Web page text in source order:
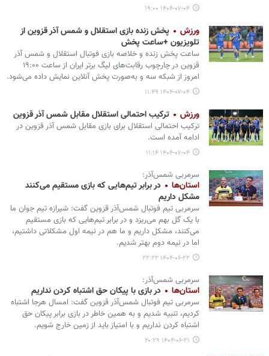
۱۴۰۴-۰۷-۰۴ ۱۹:۰۰
ورزش
پخش زنده بازی استقلال و شمس آذر قزوین از
تلویزیون +ساعت پخش
ساعت پخش زنده و خلاصه بازی فوتبال استقلال و شمس آذر
قزوین در چارچوب رقابت‌های لیگ برتر ایران از ساعت ۱۹:۰۰
امروز از شبکه سه و به‌صورت پخش آنلاین نمایش داده می‌شود.
۱۴۰۴-۰۷-۰۴ ۱۱:۴۹
ورزش ترکیب احتمالی استقلال مقابل شمس آذر قزوین
ترکیب احتمالی استقلال برای بازی مقابل شمس آذر قزوین در
ادامه آمده است.
۱۴۰۴-۰۷-۰۴ ۱۱:۱۴
سرمربی شمس‌آذر:
استان‌ها
در برابر تیم‌هایی که بازی مستقیم می‌کنند
مشکل داریم
سرمربی تیم فوتبال شمس‌آذر قزوین گفت: شیرازه تیم جوان ما
با یک گل بهم می‌ریزد و در برابر تیم‌هایی که بازی مستقیم
می‌کنند، مشکل داریم و ما هم در نیمه اول مشکلاتی داشتیم،
اما در نیمه دوم بهتر شدیم.
۱۴۰۴-۰۶-۲۲ ۲۲:۲۲
سرمربی شمس‌آذر:
استان‌ها در بازی با پیکان حق اشتباه کردن نداریم
سرمربی تیم فوتبال شمس‌آذر قزوین گفت: امسال هرجا اشتباه
کردیم، تنبیه شدیم و به همین خاطر در بازی برابر پیکان حق
اشتباه کردن نداریم و با امتیاز باید از زمین خارج شویم.
۱۴۰۴-۰۶-۲۱ ۲۰:۲۹